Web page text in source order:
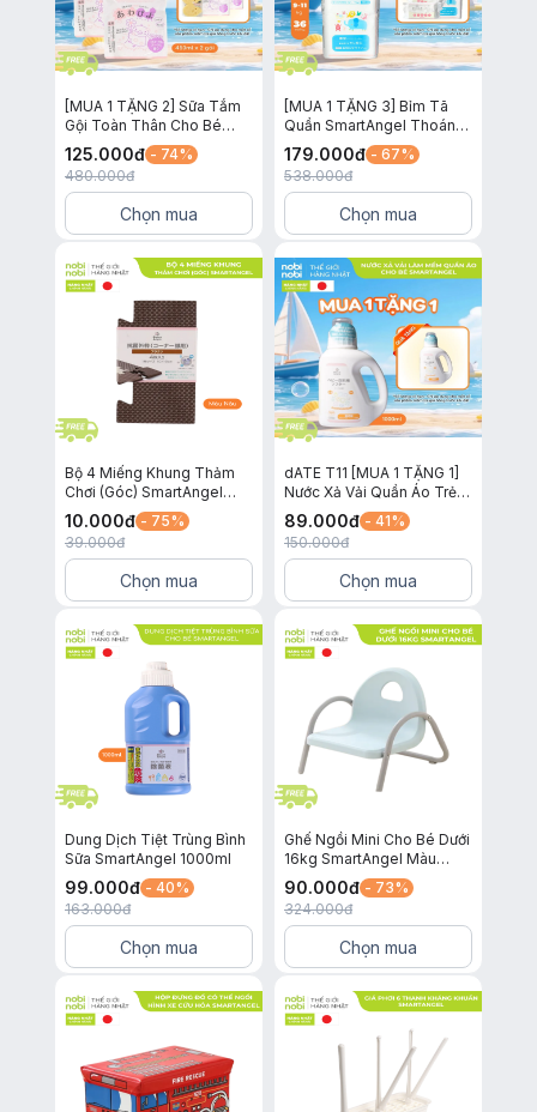
[MUA 1 TẶNG 2] Sữa Tắm
Gội Toàn Thân Cho Bé
Awapiyo SmartAngel Dịu
Nhẹ Lành Tính Hương Hoa
450ml x 2 gói
125.000đ - 74%
480.000đ
Chọn mua
[MUA 1 TẶNG 3] Bỉm Tã
Quần SmartAngel Thoáng
Khí và Thấm Hút Cho Bé
Size BIG XXL36
179.000đ - 67%
538.000đ
Chọn mua
Bộ 4 Miếng Khung Thảm
Chơi (Góc) SmartAngel
(Màu Nâu)
10.000đ - 75%
39.000đ
Chọn mua
dATE T11 [MUA 1 TẶNG 1]
Nước Xả Vải Quần Áo Trẻ
Em SmartAngel Dịu Nhẹ,
An Toàn và Lành Tính Cho
Bé Chai 1 Lít
89.000đ - 41%
150.000đ
Chọn mua
Dung Dịch Tiệt Trùng Bình
Sữa SmartAngel 1000ml
99.000đ - 40%
163.000đ
Chọn mua
Ghế Ngồi Mini Cho Bé Dưới
16kg SmartAngel Màu
Xanh Xám
90.000đ - 73%
324.000đ
Chọn mua